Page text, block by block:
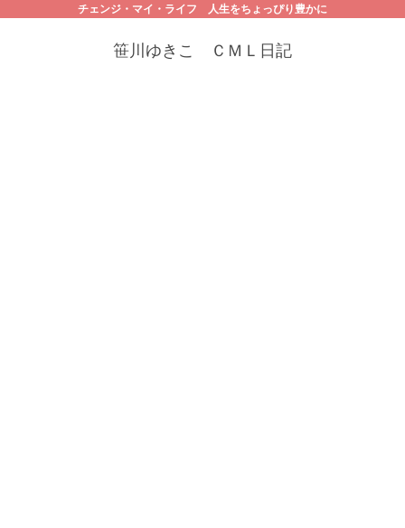
チェンジ・マイ・ライフ 人生をちょっぴり豊かに
笹川ゆきこ ＣＭＬ日記